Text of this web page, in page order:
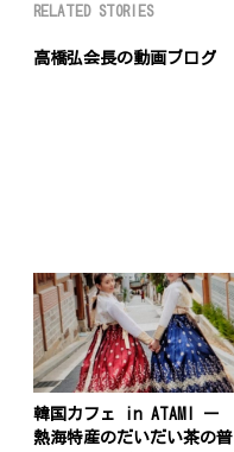
RELATED STORIES
高橋弘会長の動画ブログ
韓国カフェ in ATAMI ー
熱海特産のだいだい茶の普